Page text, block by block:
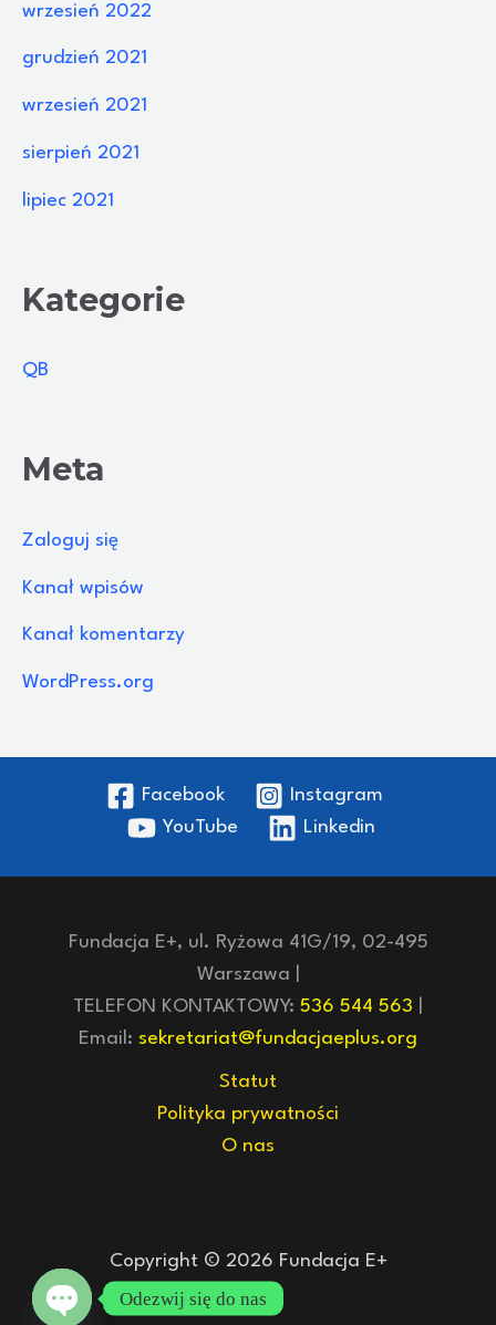
wrzesień 2022
grudzień 2021
wrzesień 2021
sierpień 2021
lipiec 2021
Kategorie
QB
Meta
Zaloguj się
Kanał wpisów
Kanał komentarzy
WordPress.org
Facebook
Instagram
YouTube
Linkedin
Fundacja E+, ul. Ryżowa 41G/19, 02-495
Warszawa |
TELEFON KONTAKTOWY: 536 544 563
Email: sekretariat@fundacjaeplus.org
Statut
Polityka prywatności
O nas
Copyright © 2026 Fundacja E+
Odezwij się do nas